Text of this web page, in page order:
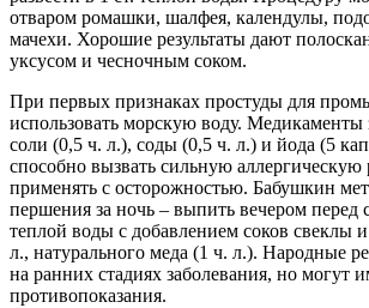
отваром ромашки, шалфея, календулы,
мачехи. Хорошие результаты дают
уксусом и чесночным соком.
При первых признаках простуды для
использовать морскую воду. Медикаменты
соли (0,5 ч. л.), соды (0,5 ч. л.) и йода (5
способно вызвать сильную
применять с осторожностью. Бабушкин
першения за ночь – выпить вечером перед
теплой воды с добавлением соков свеклы
л., натурального меда (1 ч. л.). Народные
на ранних стадиях заболевания, но могут
противопоказания.